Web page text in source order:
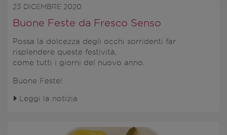
23 DICEMBRE 2020
Buone Feste da Fresco Senso
Possa la dolcezza degli occhi sorridenti far
risplendere queste festività,
come tutti i giorni del nuovo anno.
Buone Feste!
Leggi la notizia